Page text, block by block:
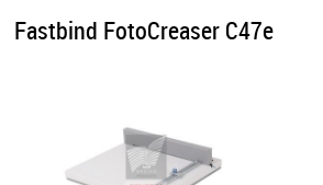
Fastbind FotoCreaser C47e